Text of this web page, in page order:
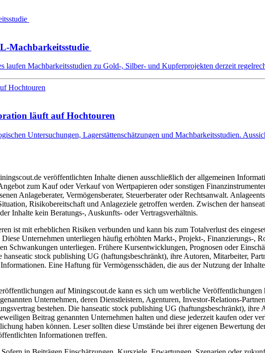
Machbarkeitsstudie
Machbarkeitsstudien zu Gold-, Silber- und Kupferprojekten derzeit
läuft auf Hochtouren
Untersuchungen, Lagerstättenschätzungen und Machbarkeitsstudien.
veröffentlichten Inhalte dienen ausschließlich der allgemeinen
zum Kauf oder Verkauf von Wertpapieren oder sonstigen
Anlageberater, Vermögensberater, Steuerberater oder Rechtsanwalt.
Risikobereitschaft und Anlageziele getroffen werden. Zwischen der
Inhalte kein Beratungs-, Auskunfts- oder Vertragsverhältnis.
ist mit erheblichen Risiken verbunden und kann bis zum Totalverlust des
Unternehmen unterliegen häufig erhöhten Markt-, Projekt-, Finanzierungs-,
Schwankungen unterliegen. Frühere Kursentwicklungen, Prognosen oder
stock publishing UG (haftungsbeschränkt), ihre Autoren, Mitarbeiter,
Eine Haftung für Vermögensschäden, die aus der Nutzung der
auf Miningscout.de kann es sich um werbliche
Unternehmen, deren Dienstleistern, Agenturen, Investor-Relations-
bestehen. Die hanseatic stock publishing UG (haftungsbeschränkt), ihre
Beitrag genannten Unternehmen halten und diese jederzeit kaufen oder
haben können. Leser sollten diese Umstände bei ihrer eigenen Bewertung
Informationen treffen.